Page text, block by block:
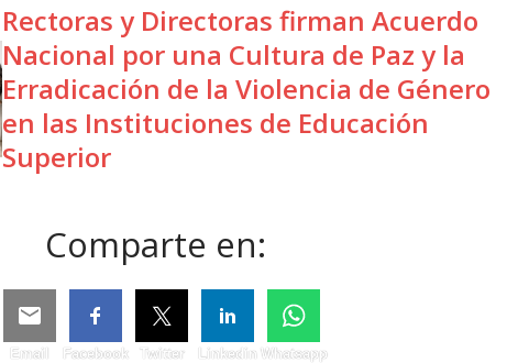
Rectoras y Directoras firman Acuerdo
Nacional por una Cultura de Paz y la
Erradicación de la Violencia de Género
en las Instituciones de Educación
Superior
Comparte en:
Email Facebook Twitter Linkedin Whatsapp